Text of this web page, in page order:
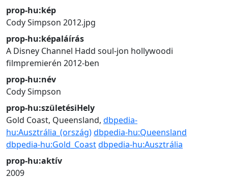
prop-hu:kép
Cody Simpson 2012.jpg
prop-hu:képaláírás
A Disney Channel Hadd soul-jon hollywoodi
filmpremierén 2012-ben
prop-hu:név
Cody Simpson
prop-hu:születésiHely
Gold Coast, Queensland, dbpedia-
hu:Ausztrália_(ország)dbpedia-hu:Queensland
dbpedia-hu:Gold_Coastdbpedia-hu:Ausztrália
prop-hu:aktív
2009